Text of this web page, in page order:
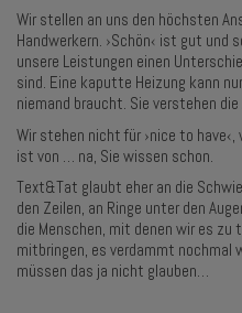
Wir stellen an uns den höchsten
Handwerkern. ›Schön‹ ist gut und
unsere Leistungen einen
sind. Eine kaputte Heizung kann
niemand braucht. Sie verstehen die
Wir stehen nicht für ›nice to
ist von … na, Sie wissen schon.
Text&Tat glaubt eher an die
den Zeilen, an Ringe unter den
die Menschen, mit denen wir es zu
mitbringen, es verdammt nochmal
müssen das ja nicht glauben…